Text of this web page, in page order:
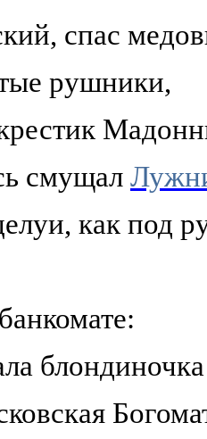
спас
рушники,
смущал
как под